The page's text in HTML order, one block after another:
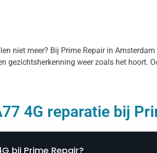
niet meer? Bij Prime Repair in
gezichtsherkenning weer zoals het hoort.
4G reparatie bij
bij Prime Repair?